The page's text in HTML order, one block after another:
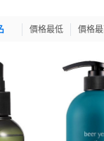
價格最低 價格